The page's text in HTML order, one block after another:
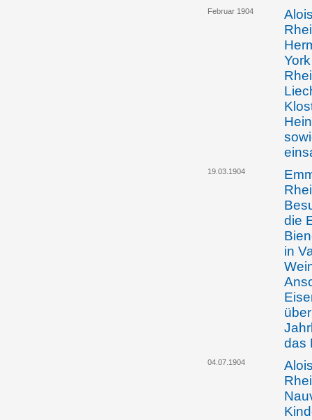
Februar 1904
19.03.1904
die
in
das
04.07.1904